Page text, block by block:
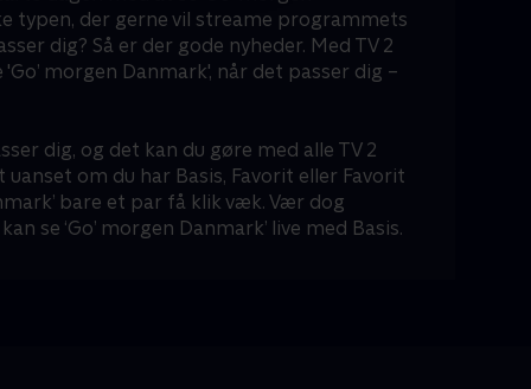
typen, der gerne vil streame programmets
dig? Så er der gode nyheder. Med TV 2
morgen Danmark', når det passer dig –
dig, og det kan du gøre med alle TV 2
uanset om du har Basis, Favorit eller Favorit
bare et par få klik væk. Vær dog
se ‘Go’ morgen Danmark’ live med Basis.